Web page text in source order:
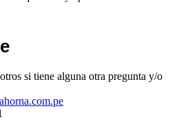
si tiene alguna otra pregunta y/o